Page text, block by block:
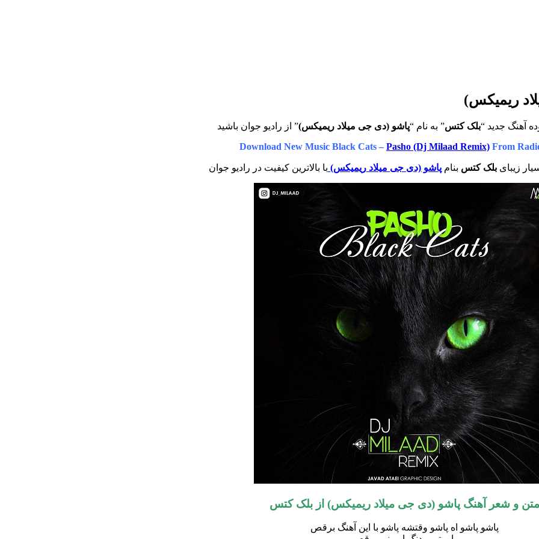
ریمیکس)
آهنگ جدید “بلک کتس” به نام “پاشو (دی جی میلاد ریمیکس)” از رادیو جوان باشید
Download New Music Black Cats – Pasho (Dj Milaad Remix) From
زیبای بلک کتس بنامپاشو (دی جی میلاد ریمیکس) با بالاترین کیفیت در رادیو جوان
متن و شعر آهنگ پاشو (دی جی میلاد ریمیکس) از بلک کتس
پاشو پاشو اه پاشو وقتشه پاشو با این آهنگ برقص